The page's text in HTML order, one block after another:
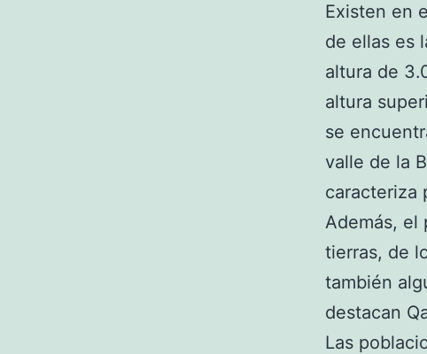
Existen en
de ellas es
altura de
altura
se
valle de la
caracteriza
Además, el
tierras, de
también
destacan
Las